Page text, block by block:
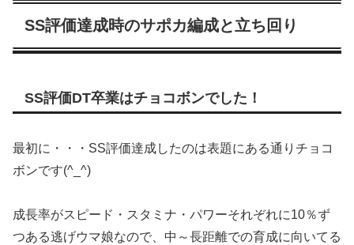
SS評価達成時のサポカ編成と立ち回り
SS評価DT卒業はチョコボンでした！
最初に・・・SS評価達成したのは表題にある通りチョコ
ボンです(^_^)
成長率がスピード・スタミナ・パワーそれぞれに10％ず
つある逃げウマ娘なので、中～長距離での育成に向いてる